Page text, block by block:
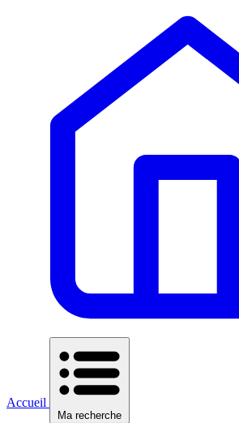
Accueil
Ma recherche